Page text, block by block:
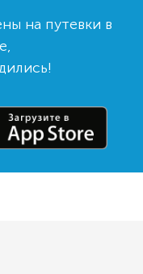
на путевки в